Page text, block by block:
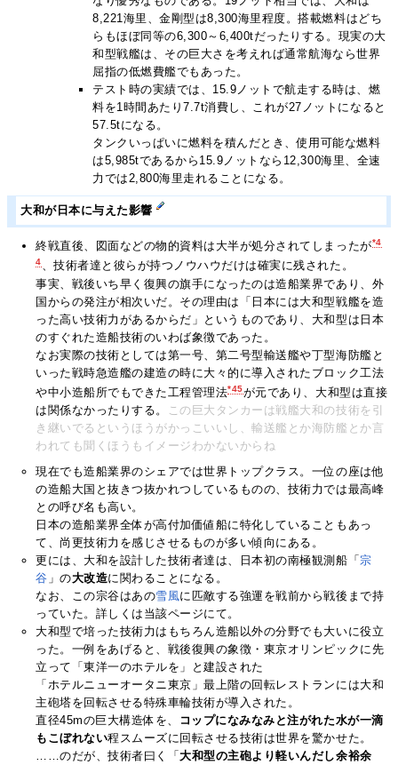
8,221海里、金剛型は8,300海里程度。搭載燃料はどち
らもほぼ同等の6,300～6,400tだったりする。現実の大
和型戦艦は、その巨大さを考えれば通常航海なら世界
屈指の低燃費艦でもあった。
テスト時の実績では、15.9ノットで航走する時は、燃
料を1時間あたり7.7t消費し、これが27ノットになると
57.5tになる。
タンクいっぱいに燃料を積んだとき、使用可能な燃料
は5,985tであるから15.9ノットなら12,300海里、全速
力では2,800海里走れることになる。
大和が日本に与えた影響
終戦直後、図面などの物的資料は大半が処分されてしまったが*4
4、技術者達と彼らが持つノウハウだけは確実に残された。
事実、戦後いち早く復興の旗手になったのは造船業界であり、外
国からの発注が相次いだ。その理由は「日本には大和型戦艦を造
った高い技術力があるからだ」というものであり、大和型は日本
のすぐれた造船技術のいわば象徴であった。
なお実際の技術としては第一号、第二号型輸送艦や丁型海防艦と
いった戦時急造艦の建造の時に大々的に導入されたブロック工法
や中小造船所でもできた工程管理法*45が元であり、大和型は直接
は関係なかったりする。
この巨大タンカーは戦艦大和の技術を引
き継いでるというほうがかっこいいし、輸送艦とか海防艦とか言
われても聞くほうもイメージわかないからね
現在でも造船業界のシェアでは世界トップクラス。一位の座は他
の造船大国と抜きつ抜かれつしているものの、技術力では最高峰
との呼び名も高い。
日本の造船業界全体が高付加価値船に特化していることもあっ
て、尚更技術力を感じさせるものが多い傾向にある。
更には、大和を設計した技術者達は、日本初の南極観測船「 宗
谷 」の大改造に関わることになる。
なお、この宗谷はあの雪風に匹敵する強運を戦前から戦後まで持
っていた。詳しくは当該ページにて。
大和型で培った技術力はもちろん造船以外の分野でも大いに役立
った。一例をあげると、戦後復興の象徴・東京オリンピックに先
立って「東洋一のホテルを」と建設された
「ホテルニューオータニ東京」最上階の回転レストランには大和
主砲塔を回転させる特殊車輪技術が導入された。
直径45mの巨大構造体を、
コップになみなみと注がれた水が一滴
もこぼれない程スムーズに回転させる技術は世界を驚かせた。
……のだが、技術者曰く「大和型の主砲より軽いんだし余裕余